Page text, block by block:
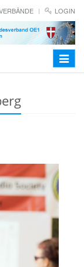
LOGIN
Toggle